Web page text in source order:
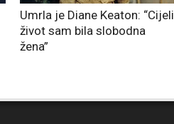
Umrla je Diane Keaton: “Cijeli
život sam bila slobodna
žena”